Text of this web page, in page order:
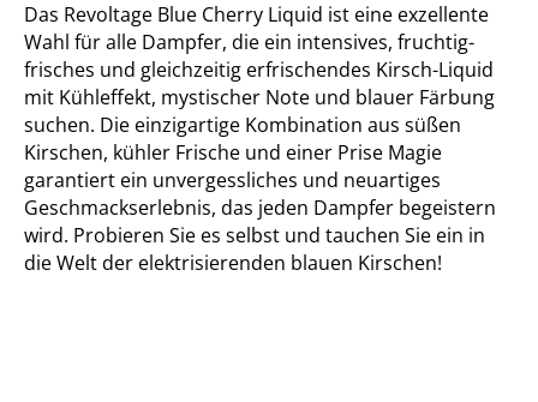
Das Revoltage Blue Cherry Liquid ist eine exzellente
Wahl für alle Dampfer, die ein intensives, fruchtig-
frisches und gleichzeitig erfrischendes Kirsch-Liquid
mit Kühleffekt, mystischer Note und blauer Färbung
suchen. Die einzigartige Kombination aus süßen
Kirschen, kühler Frische und einer Prise Magie
garantiert ein unvergessliches und neuartiges
Geschmackserlebnis, das jeden Dampfer begeistern
wird. Probieren Sie es selbst und tauchen Sie ein in
die Welt der elektrisierenden blauen Kirschen!